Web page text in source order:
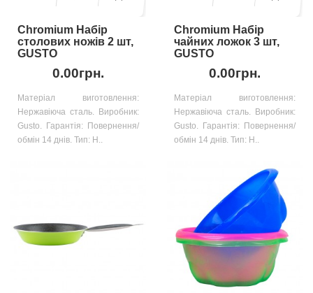
Chromium Набір
столових ножів 2 шт,
GUSTO
0.00грн.
Матеріал виготовлення:
Нержавіюча сталь. Виробник:
Gusto. Гарантія: Повернення/
обмін 14 днів. Тип: Н..
Chromium Набір
чайних ложок 3 шт,
GUSTO
0.00грн.
Матеріал виготовлення:
Нержавіюча сталь. Виробник:
Gusto. Гарантія: Повернення/
обмін 14 днів. Тип: Н..